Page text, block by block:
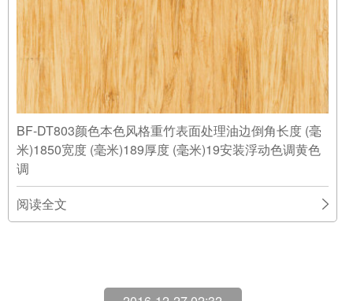
BF-DT803颜色本色风格重竹表面处理油边倒角长度 (毫
米)1850宽度 (毫米)189厚度 (毫米)19安装浮动色调黄色
调
阅读全文
高密度重竹® 本色